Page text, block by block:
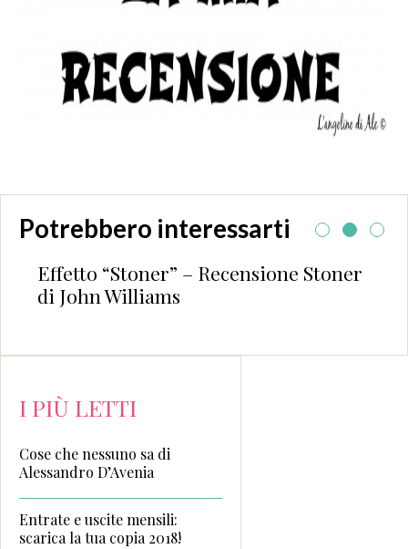
Potrebbero interessarti
Effetto “Stoner” – Recensione Stoner
di John Williams
I PIÙ LETTI
Cose che nessuno sa di
Alessandro D’Avenia
Entrate e uscite mensili:
scarica la tua copia 2018!